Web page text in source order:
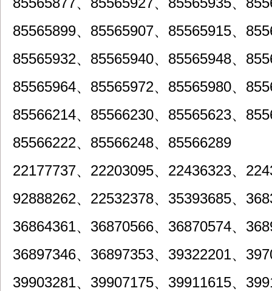
85565899、85565907、85565915、
85565932、85565940、85565948、
85565964、85565972、85565980、
85566214、85566230、85565623、
85566222、85566248、85566289
22177737、22203095、22436323、
92888262、22532378、35393685、
36864361、36870566、36870574、
36897346、36897353、39322201、
39903281、39907175、39911615、